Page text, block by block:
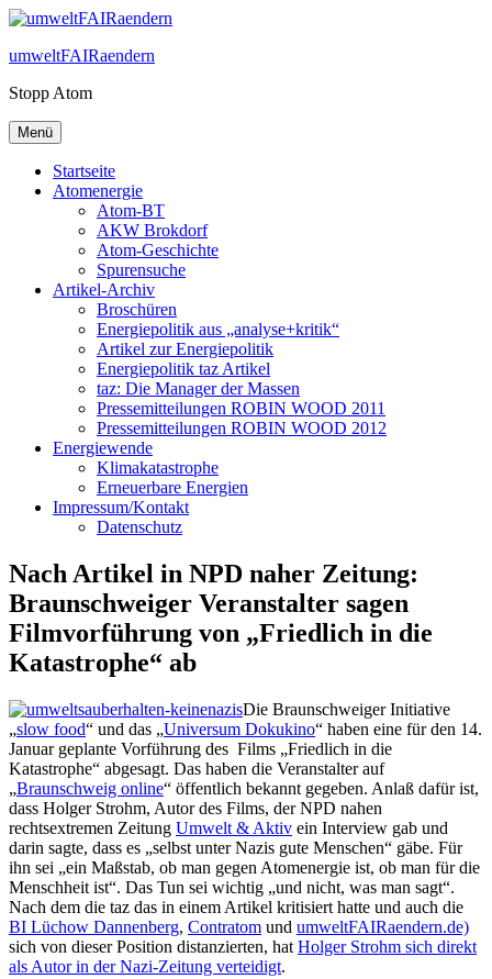
Zum
springen
umweltFAIRaendern
Stopp Atom
Menü
Startseite
Atomenergie
Atom-BT
AKW Brokdorf
Atom-Geschichte
Spurensuche
Artikel-Archiv
Broschüren
Energiepolitik aus „analyse+kritik“
Artikel zur Energiepolitik
Energiepolitik taz Artikel
taz: Die Manager der Massen
Pressemitteilungen ROBIN WOOD 2011
Pressemitteilungen ROBIN WOOD 2012
Energiewende
Klimakatastrophe
Erneuerbare Energien
Impressum/Kontakt
Datenschutz
Nach Artikel in NPD naher Zeitung:
Braunschweiger Veranstalter sagen
Filmvorführung von „Friedlich in die
Katastrophe“ ab
Die Braunschweiger Initiative
„slow food“ und das „Universum Dokukino“ haben eine für den 14.
Januar geplante Vorführung des Films „Friedlich in die
Katastrophe“ abgesagt. Das haben die Veranstalter auf
„Braunschweig online“ öffentlich bekannt gegeben. Anlaß dafür ist,
dass Holger Strohm, Autor des Films, der NPD nahen
rechtsextremen Zeitung Umwelt & Aktiv ein Interview gab und
darin sagte, dass es „selbst unter Nazis gute Menschen“ gäbe. Für
ihn sei „ein Maßstab, ob man gegen Atomenergie ist, ob man für die
Menschheit ist“. Das Tun sei wichtig „und nicht, was man sagt“.
Nach dem die taz das in einem Artikel kritisiert hatte und auch die
BI Lüchow Dannenberg, Contratom und umweltFAIRaendern.de)
sich von dieser Position distanzierten, hat Holger Strohm sich direkt
als Autor in der Nazi-Zeitung verteidigt.